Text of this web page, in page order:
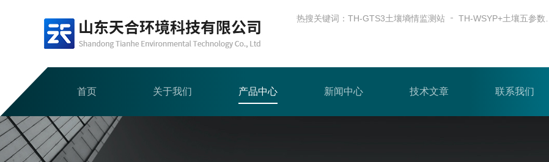
热搜关键词： TH-GTS3土壤墒情监测站
首页 关于我们 产品中心 新闻中心 技术文章 联系我们